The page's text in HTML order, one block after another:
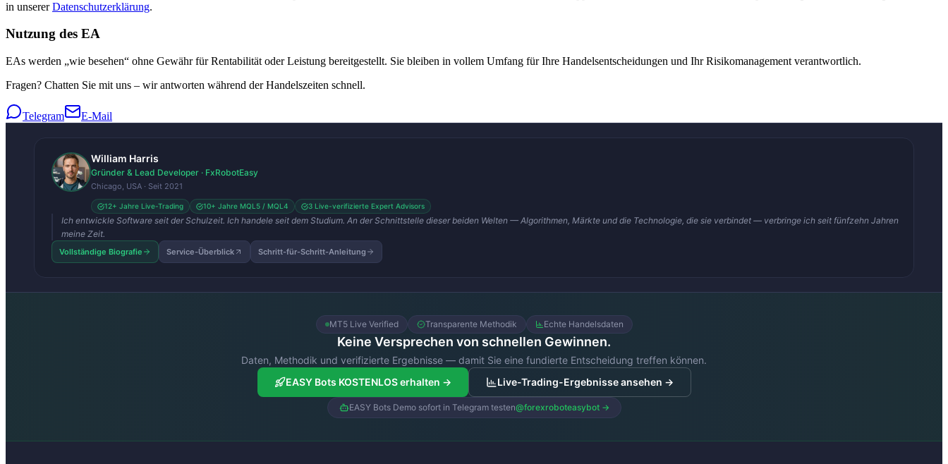
in unsererDatenschutzerklärung.
Nutzung des EA
EAs werden „wie besehen“ ohne Gewähr für Rentabilität oder Leistung bereitgestellt. Sie bleiben in vollem Umfang für Ihre Handelsentscheidungen und Ihr Risikomanagement verantwortlich.
Fragen? Chatten Sie mit uns – wir antworten während der Handelszeiten schnell.
Telegram E-Mail
William Harris
Gründer & Lead Developer · FxRobotEasy
Chicago, USA · Seit 2021
12+ Jahre Live-Trading 10+ Jahre MQL5 / MQL4 3 Live-verifizierte Expert Advisors
Ich entwickle Software seit der Schulzeit. Ich handele seit dem Studium. An der Schnittstelle dieser beiden Welten — Algorithmen, Märkte und die Technologie, die sie verbindet — verbringe ich seit fünfzehn Jahren
meine Zeit.
Vollständige Biografie Service-Überblick Schritt-für-Schritt-Anleitung
MT5 Live Verified Transparente Methodik Echte Handelsdaten
Keine Versprechen von schnellen Gewinnen.
Daten, Methodik und verifizierte Ergebnisse — damit Sie eine fundierte Entscheidung treffen können.
EASY Bots KOSTENLOS erhalten →
Live-Trading-Ergebnisse ansehen →
EASY Bots Demo sofort in Telegram testen@forexroboteasybot →